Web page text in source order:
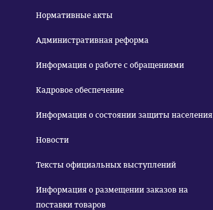
Нормативные акты
Административная реформа
Информация о работе с обращениями
Кадровое обеспечение
Информация о состоянии защиты населения
Новости
Тексты официальных выступлений
Информация о размещении заказов на
поставки товаров